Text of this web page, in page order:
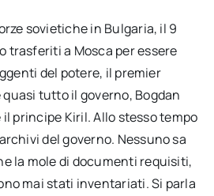
sovietiche in Bulgaria, il 9
trasferiti a Mosca per essere
del potere, il premier
tutto il governo, Bogdan
il principe Kiril. Allo stesso tempo
del governo. Nessuno sa
la mole di documenti requisiti,
mai stati inventariati. Si parla